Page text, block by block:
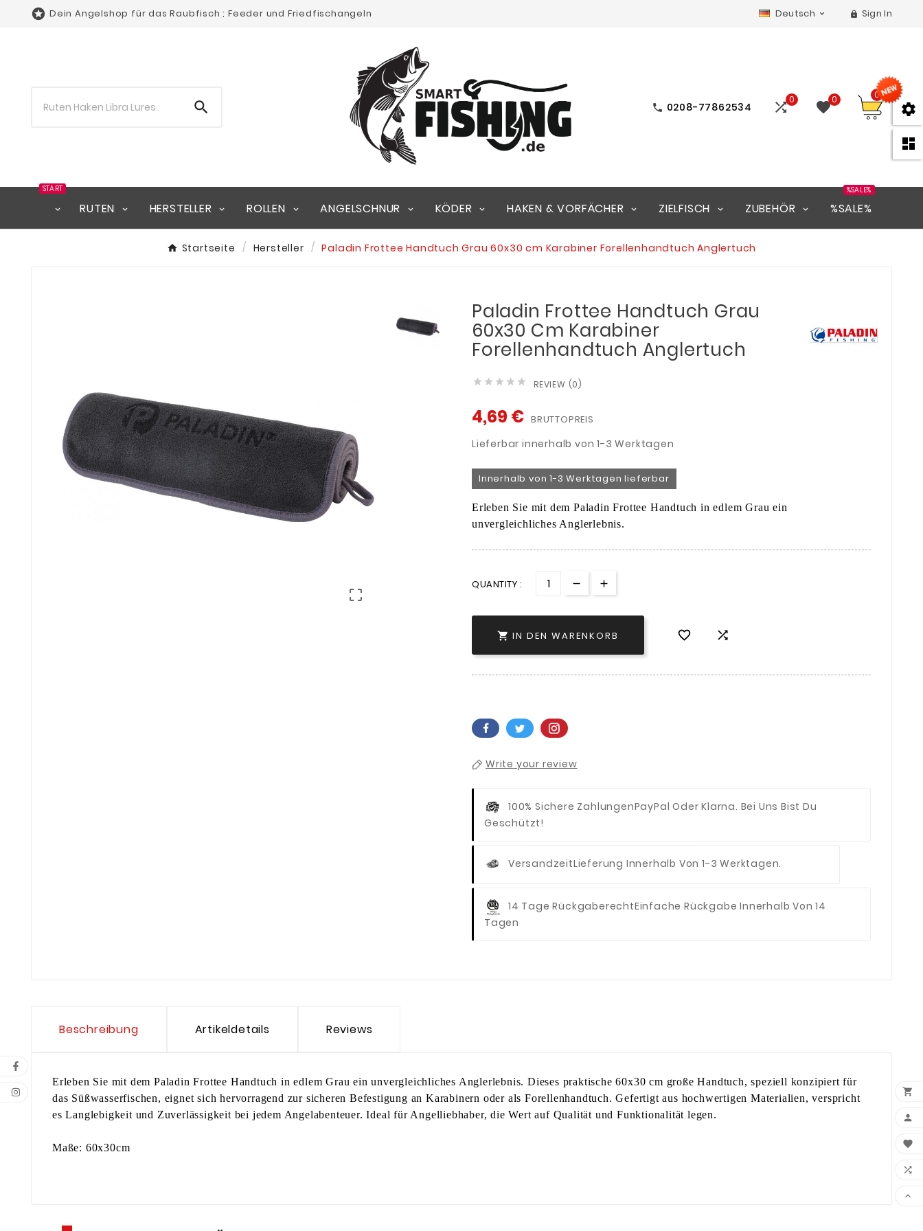


 Dein Angelshop für das Raubfisch ; Feeder und Friedfischangeln Deutsch   Sign In
  0208-77862534 0 0 0
START
RUTEN HERSTELLER ROLLEN ANGELSCHNUR KÖDER HAKEN & VORFÄCHER ZIELFISCH ZUBEHÖR %SALE%
%SALE%
Startseite Hersteller Paladin Frottee Handtuch Grau 60x30 cm Karabiner Forellenhandtuch Anglertuch

Paladin Frottee Handtuch Grau
60x30 Cm Karabiner
Forellenhandtuch Anglertuch
     REVIEW (0)
4,69 € BRUTTOPREIS
Lieferbar innerhalb von 1-3 Werktagen
Innerhalb von 1-3 Werktagen lieferbar
Erleben Sie mit dem Paladin Frottee Handtuch in edlem Grau ein
unvergleichliches Anglerlebnis.
QUANTITY :
 IN DEN WARENKORB  
Write your review
100% Sichere ZahlungenPayPal Oder Klarna. Bei Uns Bist Du
Geschützt!
VersandzeitLieferung Innerhalb Von 1-3 Werktagen.
14 Tage RückgaberechtEinfache Rückgabe Innerhalb Von 14
Tagen
Beschreibung Artikeldetails Reviews
Erleben Sie mit dem Paladin Frottee Handtuch in edlem Grau ein unvergleichliches Anglerlebnis. Dieses praktische 60x30 cm große Handtuch, speziell konzipiert für
das Süßwasserfischen, eignet sich hervorragend zur sicheren Befestigung an Karabinern oder als Forellenhandtuch. Gefertigt aus hochwertigen Materialien, verspricht
es Langlebigkeit und Zuverlässigkeit bei jedem Angelabenteuer. Ideal für Angelliebhaber, die Wert auf Qualität und Funktionalität legen.
Maße: 60x30cm




